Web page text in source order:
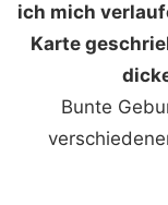
ich mich
Karte
Bunte